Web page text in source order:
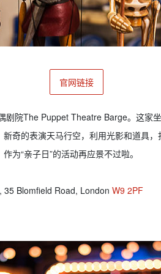
官网链接
剧院The Puppet Theatre Barge。这家
奇的表演天马行空，利用光影和道具
为“亲子日”的活动再应景不过啦。
Blomfield Road, London W9 2PF